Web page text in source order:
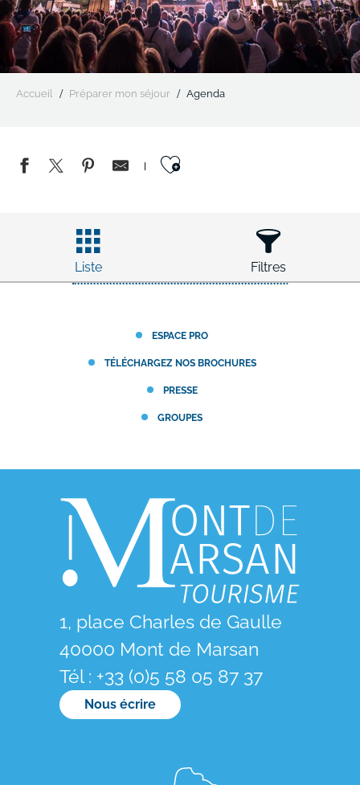
Accueil Préparer mon séjour Agenda
Ajouter aux
Liste Filtres
ESPACE PRO
TÉLÉCHARGEZ NOS BROCHURES
PRESSE
GROUPES
1, place Charles de Gaulle
40000 Mont de Marsan
Tél : +33 (0)5 58 05 87 37
Nous écrire